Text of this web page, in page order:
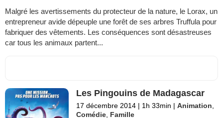
Malgré les avertissements du protecteur de la nature, le Lorax, un
entrepreneur avide dépeuple une forêt de ses arbres Truffula pour
fabriquer des vêtements. Les conséquences sont désastreuses
car tous les animaux partent...
Les Pingouins de Madagascar
17 décembre 2014 | 1h 33min | Animation,
Comédie, Famille